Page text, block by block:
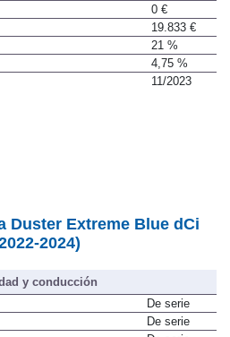
0 €
19.833 €
21 %
4,75 %
11/2023
Duster Extreme Blue dCi
2024)
y conducción
De serie
De serie